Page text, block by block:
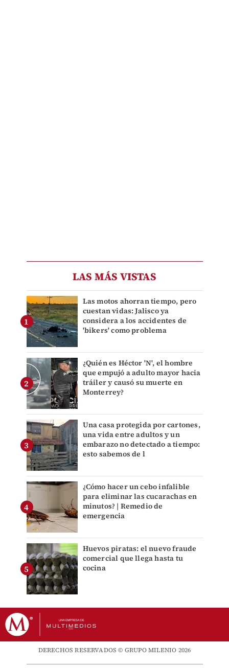
LAS MÁS VISTAS
Las motos ahorran tiempo, pero
cuestan vidas: Jalisco ya
considera a los accidentes de
'bikers' como problema
¿Quién es Héctor 'N', el hombre
que empujó a adulto mayor hacia
tráiler y causó su muerte en
Monterrey?
Una casa protegida por cartones,
una vida entre adultos y un
embarazo no detectado a tiempo:
esto sabemos de l
¿Cómo hacer un cebo infalible
para eliminar las cucarachas en
minutos? | Remedio de
emergencia
Huevos piratas: el nuevo fraude
comercial que llega hasta tu
cocina
DERECHOS RESERVADOS © GRUPO MILENIO 2026